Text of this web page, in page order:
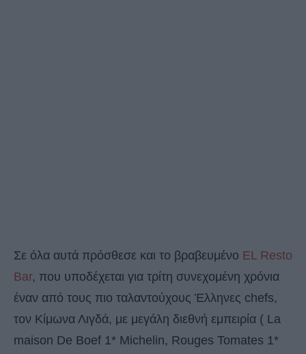
Σε όλα αυτά πρόσθεσε και το βραβευμένο EL Resto
Bar, που υποδέχεται για τρίτη συνεχομένη χρόνια
έναν από τους πιο ταλαντούχους Έλληνες chefs,
τον Κίμωνα Λιγδά, με μεγάλη διεθνή εμπειρία ( La
maison De Boef 1* Michelin, Rouges Tomates 1*